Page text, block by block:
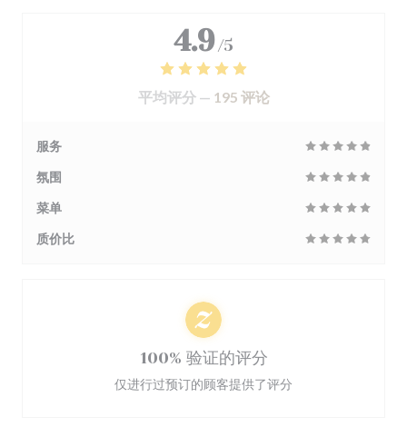
4.9/5
平均评分 — 195 评论
服务
氛围
菜单
质价比
100% 验证的评分
仅进行过预订的顾客提供了评分